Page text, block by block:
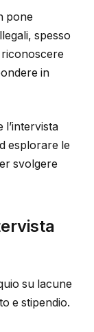
pone
spesso
in
esplorare le
svolgere
su lacune
e stipendio.